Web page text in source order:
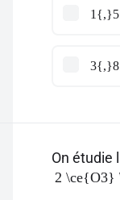
On étudie
2 \ce{O3}